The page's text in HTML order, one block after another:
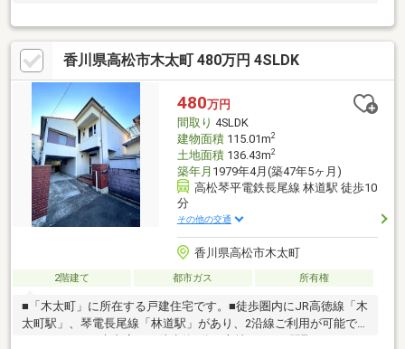
香川県高松市木太町 480万円 4SLDK
480万円
間取り 4SLDK
建物面積115.01m2
土地面積136.43m2
築年月 1979年4月(築47年5ヶ月)
高松琴平電鉄長尾線 林道駅 徒歩10
分
その他の交通
香川県高松市木太町
2階建て 都市ガス 所有権
■「木太町」に所在する戸建住宅です。■徒歩圏内にJR高徳線「木
太町駅」、琴電長尾線「林道駅」があり、2沿線ご利用が可能で
す。■マルナカ木太店まで徒歩約9分の立地です。■間取りは4LDK